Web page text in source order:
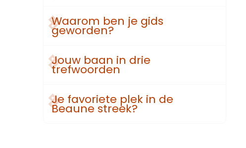
Waarom ben je gids
geworden?
Jouw baan in drie
trefwoorden
Je favoriete plek in de
Beaune streek?